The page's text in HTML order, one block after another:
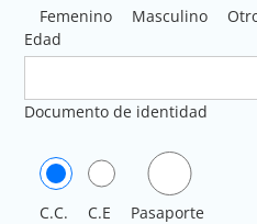
Femenino Masculino
Edad
Documento de identidad
C.C. C.E
Pasaporte